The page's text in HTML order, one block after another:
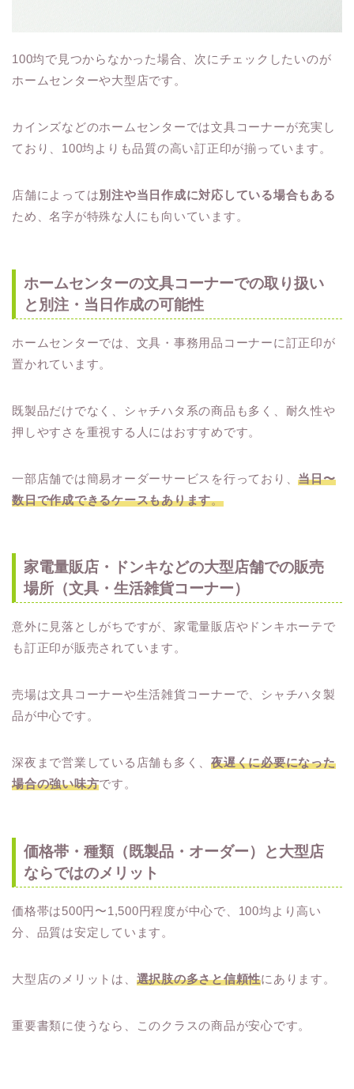
100均で見つからなかった場合、次にチェックしたいのが
ホームセンターや大型店です。
カインズなどのホームセンターでは文具コーナーが充実し
ており、100均よりも品質の高い訂正印が揃っています。
店舗によっては別注や当日作成に対応している場合もある
ため、名字が特殊な人にも向いています。
ホームセンターの文具コーナーでの取り扱い
と別注・当日作成の可能性
ホームセンターでは、文具・事務用品コーナーに訂正印が
置かれています。
既製品だけでなく、シャチハタ系の商品も多く、耐久性や
押しやすさを重視する人にはおすすめです。
一部店舗では簡易オーダーサービスを行っており、当日〜
数日で作成できるケースもあります。
家電量販店・ドンキなどの大型店舗での販売
場所（文具・生活雑貨コーナー）
意外に見落としがちですが、家電量販店やドンキホーテで
も訂正印が販売されています。
売場は文具コーナーや生活雑貨コーナーで、シャチハタ製
品が中心です。
深夜まで営業している店舗も多く、夜遅くに必要になった
場合の強い味方です。
価格帯・種類（既製品・オーダー）と大型店
ならではのメリット
価格帯は500円〜1,500円程度が中心で、100均より高い
分、品質は安定しています。
大型店のメリットは、 選択肢の多さと信頼性にあります。
重要書類に使うなら、このクラスの商品が安心です。